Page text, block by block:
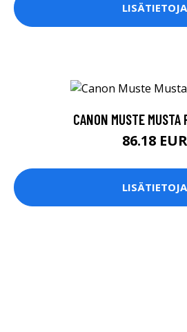
LISÄTIETOJA
CANON MUSTE
86.18 EUR
LISÄTIETOJA